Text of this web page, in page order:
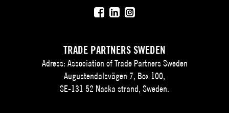
TRADE PARTNERS SWEDEN
Adress: Association of Trade Partners Sweden
Augustendalsvägen 7, Box 100,
SE-131 52 Nacka strand, Sweden.